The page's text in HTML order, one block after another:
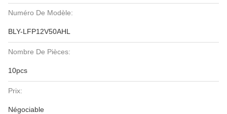
Numéro De Modèle:
BLY-LFP12V50AHL
Nombre De Pièces:
10pcs
Prix:
Négociable